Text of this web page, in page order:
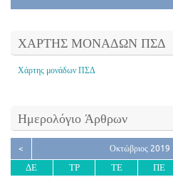
ΧΑΡΤΗΣ ΜΟΝΑΔΩΝ ΠΣΔ
Χάρτης μονάδων ΠΣΔ
Ημερολόγιο Άρθρων
< Οκτώβριος 2019
ΔΕ
ΤΡ ΤΕ ΠΕ